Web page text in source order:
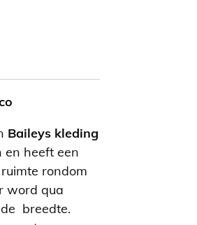
Baileys kleding
heeft een
rondom
word qua
breedte.